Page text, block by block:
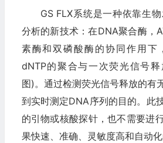
GS FLX系统是一种依靠生
分析的新技术：在DNA聚合酶，
素酶和双磷酸酶的协同作用下
dNTP的聚合与一次荧光信号
图)。通过检测荧光信号释放的有
到实时测定DNA序列的目的。此
的引物或核酸探针，也不需要进
果快速、准确、灵敏度高和自动化